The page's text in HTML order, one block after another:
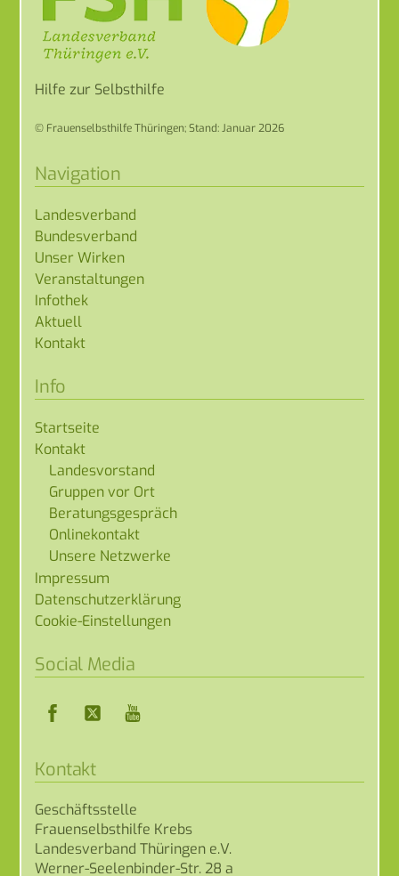
Hilfe zur Selbsthilfe
© Frauenselbsthilfe Thüringen; Stand: Januar 2026
Navigation
Landesverband
Bundesverband
Unser Wirken
Veranstaltungen
Infothek
Aktuell
Kontakt
Info
Startseite
Kontakt
Landesvorstand
Gruppen vor Ort
Beratungsgespräch
Onlinekontakt
Unsere Netzwerke
Impressum
Datenschutzerklärung
Cookie-Einstellungen
Social Media
FacebookTwitter
Kontakt
Geschäftsstelle
Frauenselbsthilfe Krebs
Landesverband Thüringen e.V.
Werner-Seelenbinder-Str. 28 a